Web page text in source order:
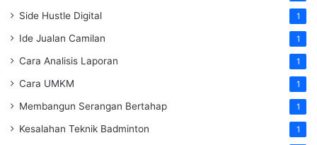
Side Hustle Digital 1
Ide Jualan Camilan 1
Cara Analisis Laporan 1
Cara UMKM 1
Membangun Serangan Bertahap 1
Kesalahan Teknik Badminton 1